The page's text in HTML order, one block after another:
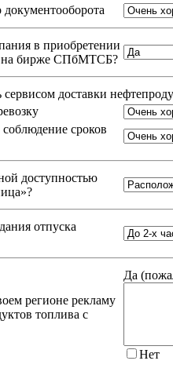
документооборота
в приобретении
на бирже СПбМТСБ?
сервисом доставки
сроков
доступностью
?
отпуска
регионе рекламу
топлива с
Да (
Нет